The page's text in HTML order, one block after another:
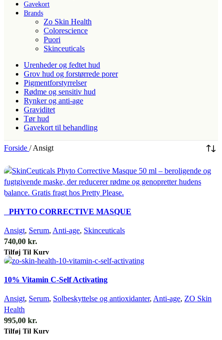
Gavekort
Brands
Zo Skin Health
Colorescience
Puori
Skinceuticals
Urenheder og fedtet hud
Grov hud og forstørrede porer
Pigmentforstyrrelser
Rødme og sensitiv hud
Rynker og anti-age
Graviditet
Tør hud
Gavekort til behandling
Forside / Ansigt
PHYTO CORRECTIVE MASQUE
Ansigt, Serum, Anti-age, Skinceuticals
740,00 kr.
Tilføj Til Kurv
10% Vitamin C-Self Activating
Ansigt, Serum, Solbeskyttelse og antioxidanter, Anti-age, ZO Skin
Health
995,00 kr.
Tilføj Til Kurv